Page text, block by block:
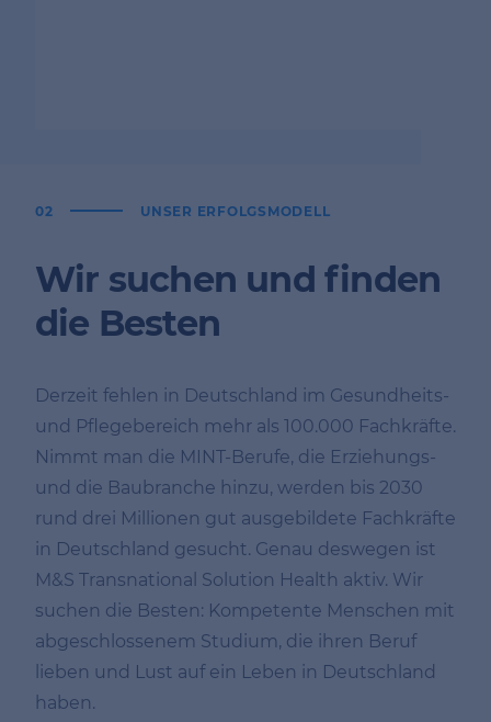
02 UNSER ERFOLGSMODELL
Wir suchen und finden
die Besten
Derzeit fehlen in Deutschland im Gesundheits-
und Pflegebereich mehr als 100.000 Fachkräfte.
Nimmt man die MINT-Berufe, die Erziehungs-
und die Baubranche hinzu, werden bis 2030
rund drei Millionen gut ausgebildete Fachkräfte
in Deutschland gesucht. Genau deswegen ist
M&S Transnational Solution Health aktiv. Wir
suchen die Besten: Kompetente Menschen mit
abgeschlossenem Studium, die ihren Beruf
lieben und Lust auf ein Leben in Deutschland
haben.